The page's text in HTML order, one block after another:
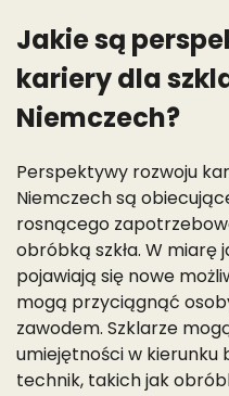
Jakie są
kariery dla
Niemczech?
Perspektywy rozwoju
Niemczech są
rosnącego
obróbką szkła. W miarę
pojawiają się nowe
mogą przyciągnąć
zawodem. Szklarze
umiejętności w kierunku
technik, takich jak